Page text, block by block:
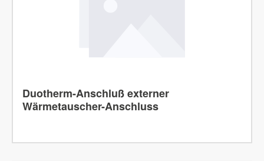
Duotherm-Anschluß externer
Wärmetauscher-Anschluss